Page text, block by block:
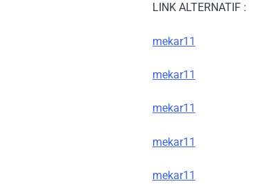
LINK ALTERNATIF :
mekar11
mekar11
mekar11
mekar11
mekar11